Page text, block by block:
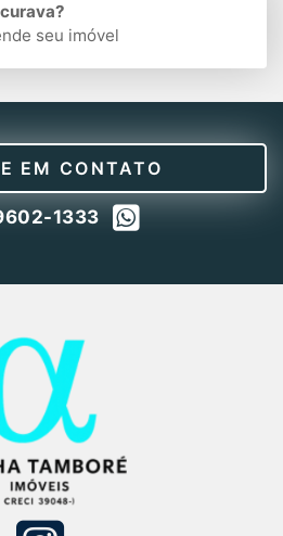
seu imóvel
EM CONTATO
1333